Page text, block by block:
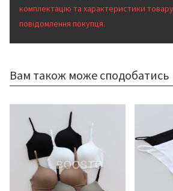
комплектацію та характеристики
повідомлення покупця.
Вам також може сподобатись